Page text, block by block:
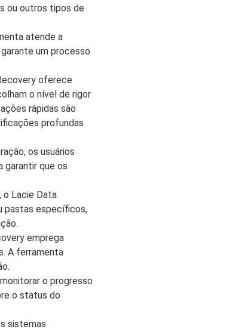
ou outros tipos de
atende a
um processo
oferece
o nível de rigor
rápidas são
profundas
os usuários
garantir que os
o Lacie Data
pastas específicos,
emprega
A ferramenta
o progresso
o status do
sistemas